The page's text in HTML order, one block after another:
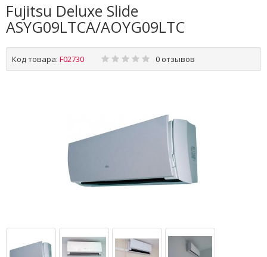
Fujitsu Deluxe Slide
ASYG09LTCA/AOYG09LTC
Код товара: F02730 0 отзывов